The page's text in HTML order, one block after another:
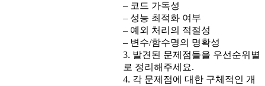
– 코드 가독성
– 성능 최적화 여부
– 예외 처리의 적절성
– 변수/함수명의 명확성
3. 발견된 문제점들을 우선순위별
로 정리해주세요.
4. 각 문제점에 대한 구체적인 개